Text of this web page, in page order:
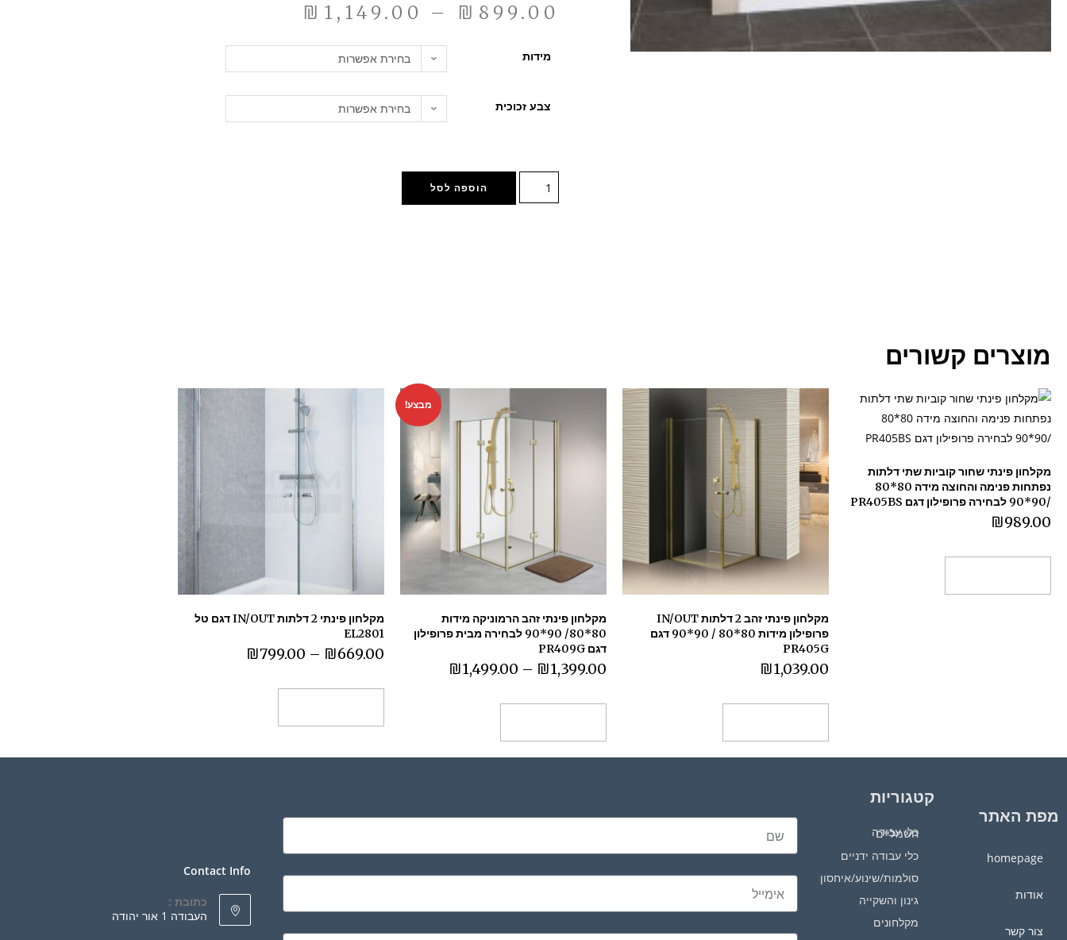
₪ 899.00
–
₪ 1,149.00
מידות בחירת אפשרות
צבע זכוכית בחירת אפשרות
הוספה לסל
מוצרים קשורים
מקלחון פינתי שחור קוביות שתי דלתות
נפתחות פנימה והחוצה מידה 80*80
/90*90 לבחירה פרופילון דגם PR405BS
₪989.00
מקלחון פינתי זהב 2 דלתות IN/OUT
פרופילון מידות 80*80 / 90*90 דגם
PR405G
₪1,039.00
מבצע!
מקלחון פינתי זהב הרמוניקה מידות
80*80/ 90*90 לבחירה מבית פרופילון
דגם PR409G
₪1,399.00
–
₪1,499.00
מקלחון פינתי 2 דלתות IN/OUT דגם טל
EL2801
₪669.00
–
₪799.00
מפת האתר
homepage
אודות
צור קשר
קטגוריות
כלי עבודה חשמליים
כלי עבודה ידניים
סולמות/שינוע/איחסון
גינון והשקייה
מקלחונים
Contact Info
כתובת :
העבודה 1 אור יהודה